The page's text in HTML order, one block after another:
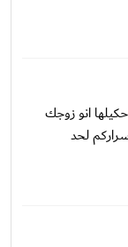
انو زوجك
لحد